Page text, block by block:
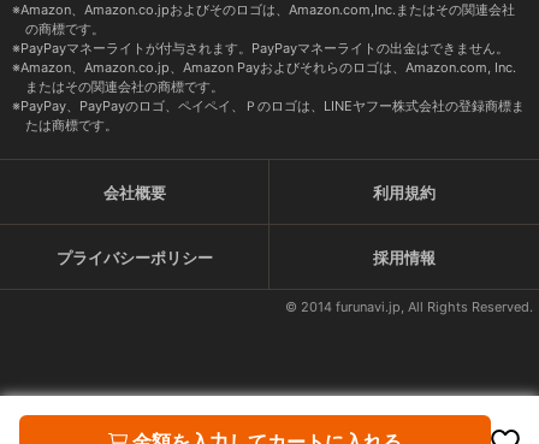
Amazon、Amazon.co.jpおよびそのロゴは、Amazon.com,Inc.またはその関連会社
の商標です。
PayPayマネーライトが付与されます。PayPayマネーライトの出金はできません。
Amazon、Amazon.co.jp、Amazon Payおよびそれらのロゴは、Amazon.com, Inc.
またはその関連会社の商標です。
PayPay、PayPayのロゴ、ペイペイ、Ｐのロゴは、LINEヤフー株式会社の登録商標ま
たは商標です。
会社概要 利用規約
プライバシーポリシー 採用情報
© 2014 furunavi.jp, All Rights Reserved.